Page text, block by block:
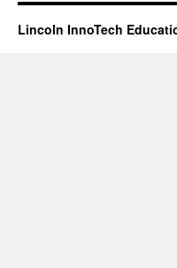
Lincoln InnoTech